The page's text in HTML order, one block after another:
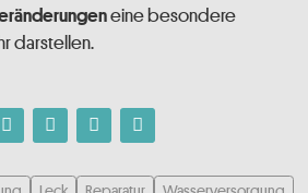
eine besondere
darstellen.